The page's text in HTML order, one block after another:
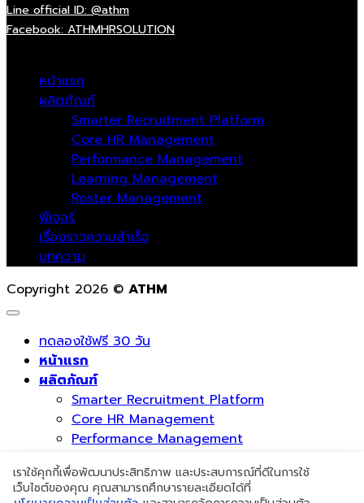
Line official ID: @athm
Facebook: ATHMHRSOLUTION
หน้าแรก
ผลิตภัณฑ์
Smarter Recruitment Platform
Core HR Management
Performance Management
Learning Management
Roster Management
ฟีเจอร์
เรื่องราวความสำเร็จ
บทความ
Copyright 2026 © ATHM
ทดลองใช้ฟรี 30 วัน
หน้าแรก
ผลิตภัณฑ์
Smarter Recruitment Platform
Core HR Management
Performance Management
Roster Management
ฟีเจอร์
เราใช้คุกกี้เพื่อพัฒนาประสิทธิภาพ และประสบการณ์ที่ดีในการใช้
เว็บไซต์ของคุณ คุณสามารถศึกษารายละเอียดได้ที่